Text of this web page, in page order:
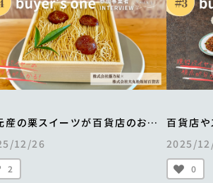
産の栗スイーツが百貨店のお歳
お中元カタログに
され、年間700万円以上の売上を
12/26
2
百貨店や
業は昨
横浜中華
認知度
2025/
0